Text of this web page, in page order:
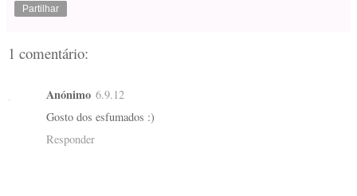
Partilhar
1 comentário:
Anónimo 6.9.12
Gosto dos esfumados :)
Responder